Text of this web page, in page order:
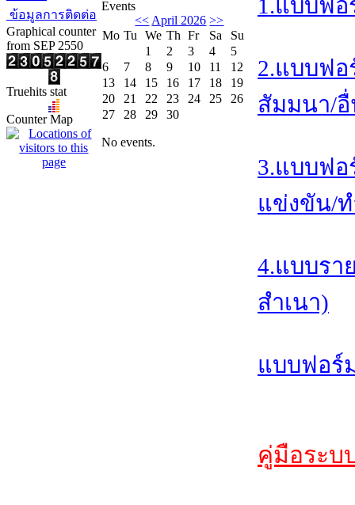
ข้อมูลการติดต่อ
Graphical counter
from SEP 2550
Truehits stat
Counter Map
Events
<< April 2026 >>
Mo Tu We Th Fr Sa
Su
1
2 3 4
5
6
7 8 9 10 11
12
13
14 15 16 17 18
19
20
21 22 23 24 25
26
27
28 29 30
No events.
1.แบบฟ
2.แบบฟ
สัมมนา/
3.แบบฟอ
แข่งขัน/
4.แบบรา
สำเนา)
แบบฟอร์
คู่มือระบ